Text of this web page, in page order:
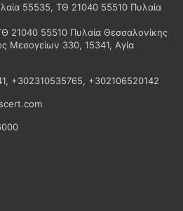
55535, ΤΘ 21040 55510 Πυλαία
21040 55510 Πυλαία Θεσσαλονίκης
Μεσογείων 330, 15341, Αγία
+302310535765, +302106520142